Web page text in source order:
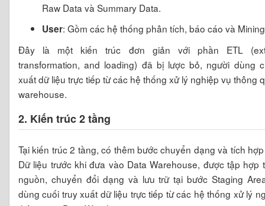
Raw Data và Summary Data.
User: Gồm các hệ thống phân tích, báo cáo và
Đây là một kiến trúc đơn giản với phần ETL
transformation, and loading) đã bị lược bỏ, người dùng
xuất dữ liệu trực tiếp từ các hệ thống xử lý nghiệp vụ thông
warehouse.
2. Kiến trúc 2 tầng
Tại kiến trúc 2 tầng, có thêm bước chuyển dạng và tích
Dữ liệu trước khi đưa vào Data Warehouse, được tập hợp
nguồn, chuyển đổi dạng và lưu trữ tại bước Staging
dùng cuối truy xuất dữ liệu trực tiếp từ các hệ thống xử lý